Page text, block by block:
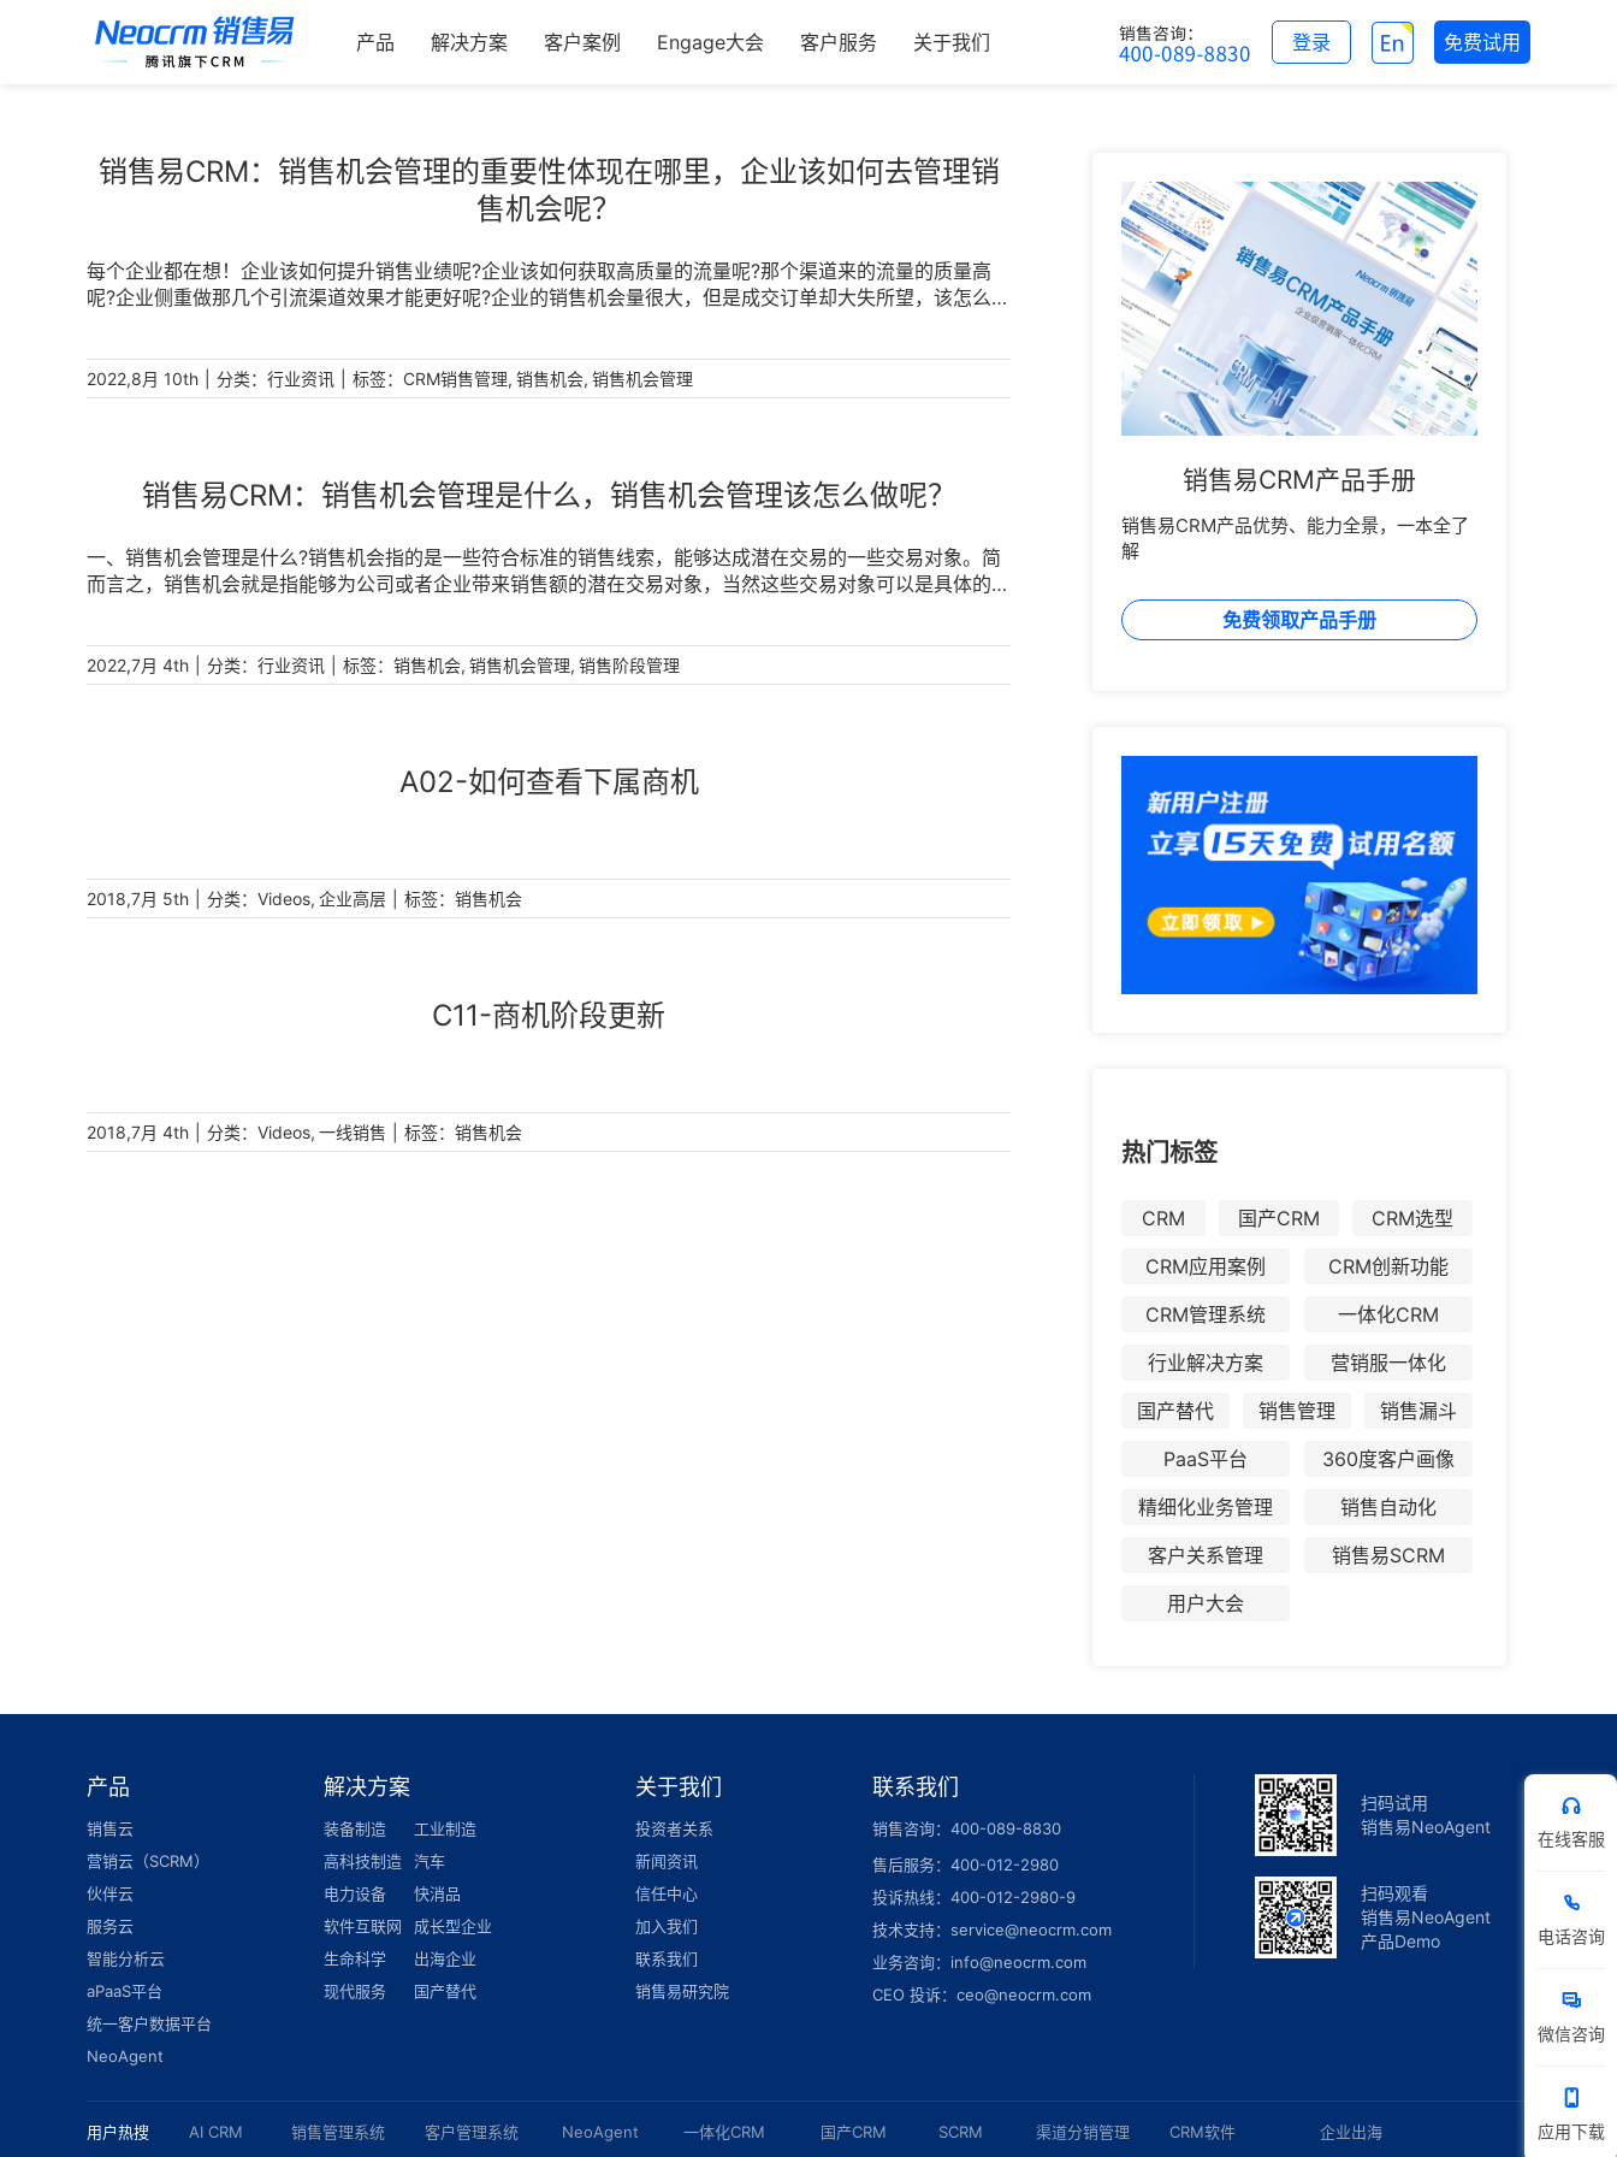
产品 解决方案 客户案例 Engage大会 客户服务 关于我们 免费试用
登录
销售易CRM：销售机会管理的重要性体现在哪里，企业该如何去管理销
售机会呢？
每个企业都在想！企业该如何提升销售业绩呢?企业该如何获取高质量的流量呢?那个渠道来的流量的质量高
呢?企业侧重做那几个引流渠道效果才能更好呢?企业的销售机会量很大，但是成交订单却大失所望，该怎么解
销售流程，也确认过了提高销售业绩的手段，最有效的方法就是进行销售机会管理。也有很多还没有意识到销
售机会管理的重要性，以及企业该如何去做好销售机会管理，下面一起来看看吧!一、什么是销售机会管理?销
理就是对这些销售机会进行精细化的管理。通过使用专业的工具和方法，能够更精准的对销售机会进行管理，
从而推进销售业绩的发展，提高销售机会的成单率。二、销售机会管理对于企业的重要性?1、通过销售机会管
理，可以详细了解公司的潜在客户，从而把潜在的客户变为现实的客户，进一步提高公司的客户保有量。3、
通过销售机会管理，可以对销售的过程进行进一步精细化管理，能够发现销售过程中低效和无效环节，进一步
系了解自己的定位，进一步制定更为详细的销售机会管理策略。三、企业该如何进行销售机会管理呢?企业的
本质是盈利企业，希望每一位客户、每一笔订单都是有效的，能最大程度获取利益的，而通过销售机会管理就
看每个阶段的成交速度以及保单率等，针对销售环节中出现的问题，能够进行进一步的方式转变。企业了解了
销售机会管理之后，能够进行更为精细化的销售过程管理，才能帮助企业提高订单的保有量和成功率。这就需
化、智能化闭环管理，让企业的销售目标制定更清晰、客户线索获取更高质、签单转化更快速、管理层决策更
聪明，通过科学的销售实现业绩可规模化增长。
2022,8月 10th 分类： 行业资讯 标签： CRM销售管理, 销售机会, 销售机会管理
销售易CRM：销售机会管理是什么，销售机会管理该怎么做呢？
一、销售机会管理是什么?销售机会指的是一些符合标准的销售线索，能够达成潜在交易的一些交易对象。简
而言之，销售机会就是指能够为公司或者企业带来销售额的潜在交易对象，当然这些交易对象可以是具体的联
成单率。二、销售机会管理有什么重要性呢?1、通过销售机会管理，不仅能够提高销售机会的成单率，也能够
实现对整个销售过程进行追踪和监控。2、通过CRM系统进行销售机会管理，可以详细了解企业的目前客户，
关系，能够更好地帮助企业做好客户关系维护管理，实现客户资源的沉淀和拓展。三、企业该如何进行销售机
会管理呢?企业的本质是盈利，企业所做的一切工作和服务都是为了获得利益，都希望能从每位客户、每笔订
好相应的销售和营销活动，及时与客户进行沟通、交流、建立信任关系，及时跟进。3、需要做好每个销售阶
段的工作规划和活动策划，做好责任的明确分工与合作，让每一个销售都了解到自身在对应阶段需要完成的工
2022,7月 4th 分类： 行业资讯 标签： 销售机会, 销售机会管理, 销售阶段管理
A02-如何查看下属商机
2018,7月 5th 分类： Videos, 企业高层 标签： 销售机会
C11-商机阶段更新
2018,7月 4th 分类： Videos, 一线销售 标签： 销售机会
销售易CRM产品手册
销售易CRM产品优势、能力全景，一本全了
解
免费领取产品手册
热门标签
CRM 国产CRM
CRM选型
CRM应用案例
CRM创新功能
CRM管理系统
一体化CRM
行业解决方案
营销服一体化
国产替代
销售管理
销售漏斗
PaaS平台
360度客户画像
精细化业务管理
销售自动化
客户关系管理
销售易SCRM
用户大会
产品
销售云
营销云（SCRM）
伙伴云
服务云
智能分析云
aPaaS平台
统一客户数据平台
NeoAgent
解决方案
装备制造
工业制造
高科技制造
汽车
电力设备
快消品
软件互联网
成长型企业
生命科学
出海企业
现代服务
国产替代
关于我们
投资者关系
新闻资讯
信任中心
加入我们
联系我们
销售易研究院
联系我们
销售咨询：400-089-8830
售后服务：400-012-2980
投诉热线：400-012-2980-9
技术支持：service@neocrm.com
业务咨询：info@neocrm.com
CEO 投诉：ceo@neocrm.com
扫码试用
销售易NeoAgent
扫码观看
销售易NeoAgent
产品Demo
用户热搜
AI CRM
销售管理系统
客户管理系统
NeoAgent
一体化CRM
国产CRM
SCRM
渠道分销管理
CRM软件
企业出海
在线客服
电话咨询
微信咨询
应用下载